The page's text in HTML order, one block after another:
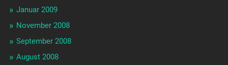
Januar 2009
November 2008
September 2008
August 2008